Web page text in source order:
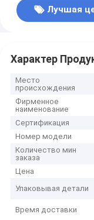
Лучшая
Характер
Место
происхождения
Фирменное
наименование
Сертификация
Номер модели
Количество мин
заказа
Цена
Упаковывая детали
Время доставки